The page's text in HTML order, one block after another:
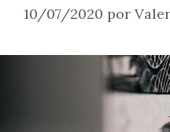
10/07/2020 por